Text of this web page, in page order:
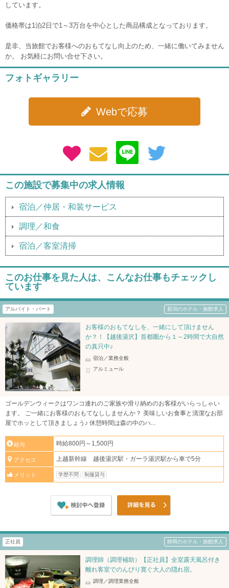
しています。
価格帯は1泊2日で1～3万台を中心とした商品構成となっております。
是非、当旅館でお客様へのおもてなし向上のため、一緒に働いてみません
か。 お気軽にお問い合せ下さい。
フォトギャラリー
Webで応募
この施設で募集中の求人情報
宿泊／仲居・和装サービス
調理／和食
宿泊／客室清掃
このお仕事を見た人は、こんなお仕事もチェックし
ています
アルバイト・パート 新潟のホテル・旅館求人
お客様のおもてなしを、一緒にして頂けません
か？！【越後湯沢】首都圏から１～2時間で大自然
の真只中♪
宿泊／業務全般
アルミュール
ゴールデンウィークはワンコ連れのご家族や滑り納めのお客様がいらっしゃい
ます。 ご一緒にお客様のおもてなししませんか？ 美味しいお食事と清潔なお部
屋でホッとして頂きましょう♪ 休憩時間は森の中のハ...
給与 時給800円～1,500円
アクセス 上越新幹線 越後湯沢駅・ガーラ湯沢駅から車で5分
メリット 学歴不問 制服貸与
正社員 静岡のホテル・旅館求人
調理師（調理補助）【正社員】全室露天風呂付き
離れ客室でのんびり寛ぐ大人の隠れ宿。
調理／調理業務全般